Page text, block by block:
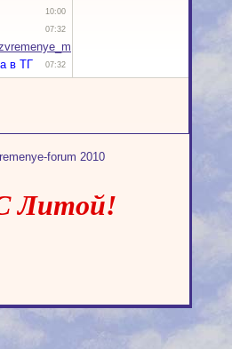
forum 2010
Литой!